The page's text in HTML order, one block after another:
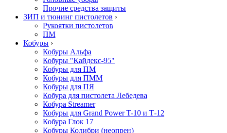
Прочие средства защиты
ЗИП и тюнинг пистолетов ›
Рукоятки пистолетов
ПМ
Кобуры ›
Кобуры Альфа
Кобуры "Кайдекс-95"
Кобуры для ПМ
Кобуры для ПММ
Кобуры для ПЯ
Кобура для пистолета Лебедева
Кобура Streamer
Кобуры для Grand Power T-10 и Т-12
Кобура Глок 17
Кобуры Колибри (неопрен)